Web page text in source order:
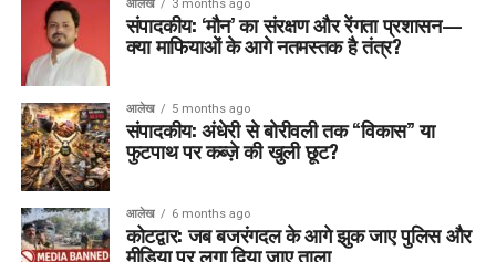
आलेख 3 months ago
संपादकीय: ‘मौन’ का संरक्षण और रेंगता प्रशासन—
क्या माफियाओं के आगे नतमस्तक है तंत्र?
आलेख 5 months ago
संपादकीय: अंधेरी से बोरीवली तक “विकास” या
फुटपाथ पर कब्ज़े की खुली छूट?
आलेख 6 months ago
कोटद्वार: जब बजरंगदल के आगे झुक जाए पुलिस और
मीडिया पर लगा दिया जाए ताला